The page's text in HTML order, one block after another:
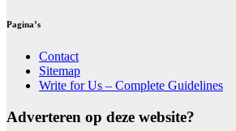
Pagina’s
Contact
Sitemap
Write for Us – Complete Guidelines
Adverteren op deze website?